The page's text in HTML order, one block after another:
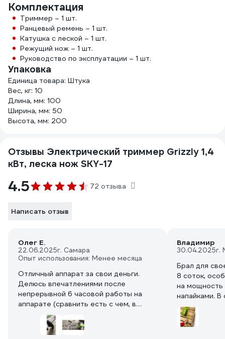
Комплектация
Триммер – 1 шт.
Ранцевый ремень – 1 шт.
Катушка с леской – 1 шт.
Режущий нож – 1 шт.
Руководство по эксплуатации – 1 шт.
Упаковка
Единица товара: Штука
Вес, кг: 10
Длина, мм: 100
Ширина, мм: 50
Высота, мм: 200
Отзывы Электрический триммер Grizzly 1,4
кВт, леска нож SKY-17
4.5 72 отзыва
Написать отзыв
Олег Е.
22.06.2025г. Самара
Опыт использования: Менее месяца
Отличный аппарат за свои деньги.
Делюсь впечатлениями после
непрерывной 6 часовой работы на
аппарате (сравнить есть с чем, в
хозяйстве имеется husqvarna 128 и
husqvarna fx555). Недостатки есть, но
не критичные (см. ниже), в целом
Владимир
30.04.2025г.
Брал для
8 соток,
на мощность
напайками. В
удлинители
есть и
мощность